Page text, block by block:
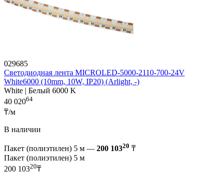
029685
Светодиодная лента MICROLED-5000-2110-700-24V
White6000 (10mm, 10W, IP20) (Arlight, -)
White | Белый 6000 K
40 02064
₸/м
В наличии
Пакет (полиэтилен) 5 м — 200 10320 ₸
Пакет (полиэтилен) 5 м
200 10320₸